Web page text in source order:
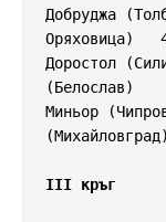
Добруджа
Оряховица)
Доростол
(Белослав)
Миньор
III кръг